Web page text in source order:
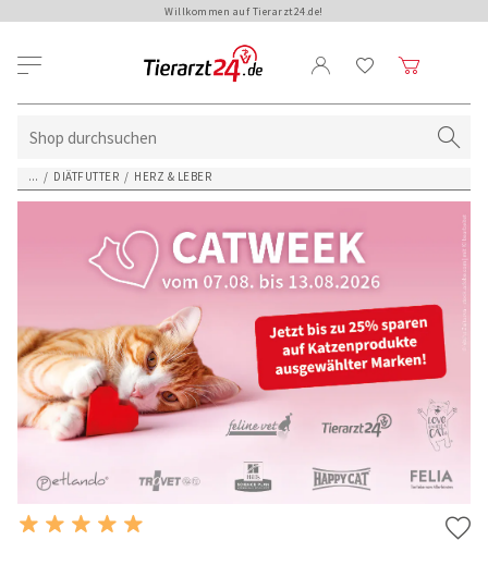
Willkommen auf Tierarzt24.de!
... / DIÄTFUTTER / HERZ & LEBER